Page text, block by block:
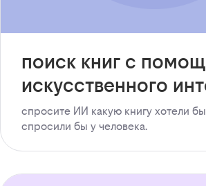
поиск книг с
искусственного
спросите ИИ какую книгу хотели бы
спросили бы у человека.